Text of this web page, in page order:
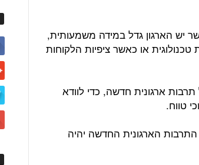
יש הארגון גדל במידה משמעותית,
או כאשר ציפיות הלקוחות
תרבות ארגונית חדשה, כדי לוודא
טווח.
התרבות הארגונית החדשה יהיה